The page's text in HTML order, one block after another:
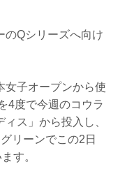
のQシリーズへ向け
女子オープンから使
4度で今週のコウラ
ス」から投入し、
リーンでこの2日
す。